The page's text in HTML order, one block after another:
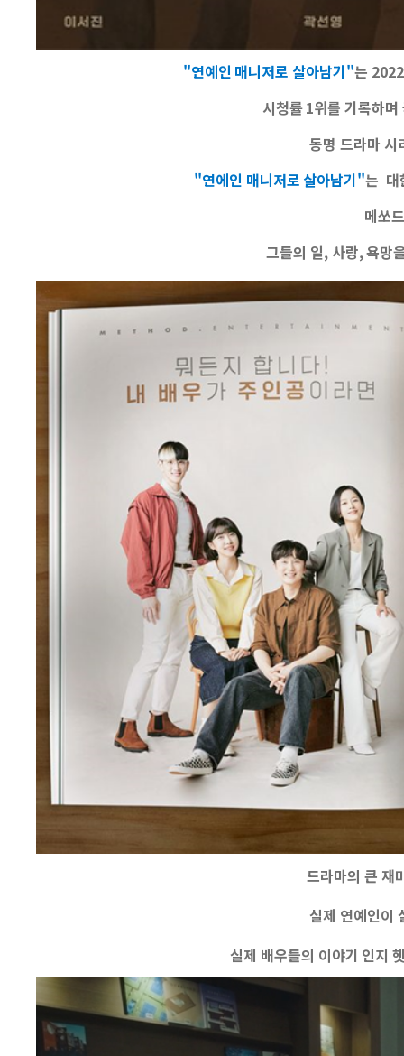
"연예인 매니저로 살아남기"는
시청률 1위를 기록하
동명 드라마
"연에인 매니저로 살아남기"는 대
메쏘
그들의 일, 사랑, 욕망
드라마의 큰 재
실제 연예인이
실제 배우들의 이야기 인지